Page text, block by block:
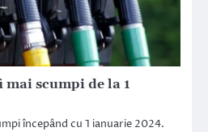
scumpi de la 1
începând cu 1 ianuarie 2024.